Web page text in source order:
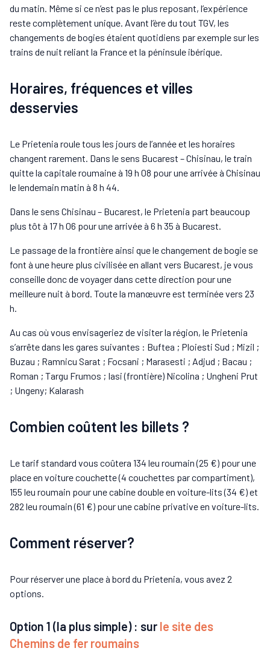
du matin. Même si ce n’est pas le plus reposant, l’expérience
reste complètement unique. Avant l’ère du tout TGV, les
changements de bogies étaient quotidiens par exemple sur les
trains de nuit reliant la France et la péninsule ibérique.
Horaires, fréquences et villes
desservies
Le Prietenia roule tous les jours de l’année et les horaires
changent rarement. Dans le sens Bucarest – Chisinau, le train
quitte la capitale roumaine à 19 h 08 pour une arrivée à Chisinau
le lendemain matin à 8 h 44.
Dans le sens Chisinau – Bucarest, le Prietenia part beaucoup
plus tôt à 17 h 06 pour une arrivée à 6 h 35 à Bucarest.
Le passage de la frontière ainsi que le changement de bogie se
font à une heure plus civilisée en allant vers Bucarest, je vous
conseille donc de voyager dans cette direction pour une
meilleure nuit à bord. Toute la manœuvre est terminée vers 23
h.
Au cas où vous envisageriez de visiter la région, le Prietenia
s’arrête dans les gares suivantes : Buftea ; Ploiesti Sud ; Mizil ;
Buzau ; Ramnicu Sarat ; Focsani ; Marasesti ; Adjud ; Bacau ;
Roman ; Targu Frumos ; Iasi (frontière) Nicolina ; Ungheni Prut
; Ungeny; Kalarash
Combien coûtent les billets ?
Le tarif standard vous coûtera 134 leu roumain (25 €) pour une
place en voiture couchette (4 couchettes par compartiment),
155 leu roumain pour une cabine double en voiture-lits (34 €) et
282 leu roumain (61 €) pour une cabine privative en voiture-lits.
Comment réserver?
Pour réserver une place à bord du Prietenia, vous avez 2
options.
Option 1 (la plus simple) : sur le site des
Chemins de fer roumains